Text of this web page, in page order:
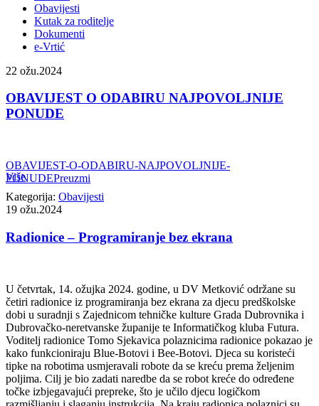
Obavijesti
Kutak za roditelje
Dokumenti
e-Vrtić
22 ožu.2024
OBAVIJEST O ODABIRU NAJPOVOLJNIJE
PONUDE
OBAVIJEST-O-ODABIRU-NAJPOVOLJNIJE-
PONUDEPreuzmi
Više
Kategorija: Obavijesti
19 ožu.2024
Radionice – Programiranje bez ekrana
U četvrtak, 14. ožujka 2024. godine, u DV Metković održane su
četiri radionice iz programiranja bez ekrana za djecu predškolske
dobi u suradnji s Zajednicom tehničke kulture Grada Dubrovnika i
Dubrovačko-neretvanske županije te Informatičkog kluba Futura.
Voditelj radionice Tomo Sjekavica polaznicima radionice pokazao je
kako funkcioniraju Blue-Botovi i Bee-Botovi. Djeca su koristeći
tipke na robotima usmjeravali robote da se kreću prema željenim
poljima. Cilj je bio zadati naredbe da se robot kreće do određene
točke izbjegavajući prepreke, što je učilo djecu logičkom